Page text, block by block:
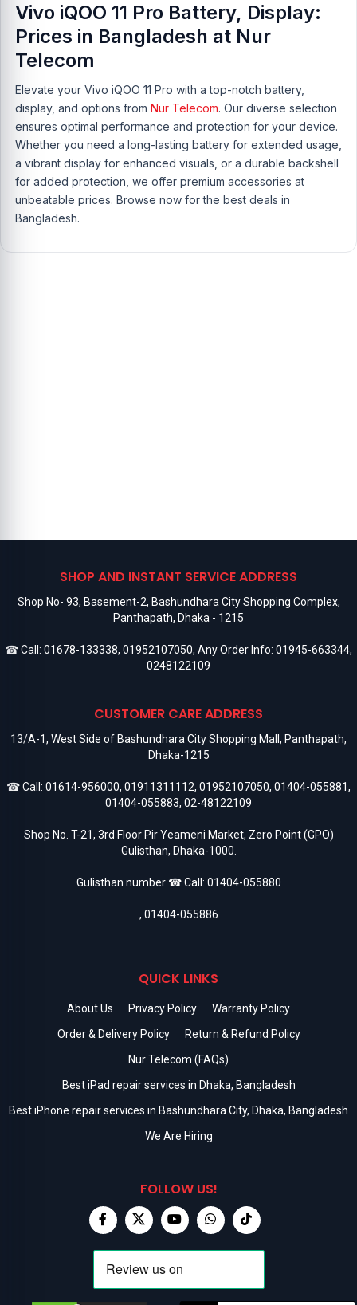
Vivo iQOO 11 Pro Battery, Display:
Prices in Bangladesh at Nur
Telecom
Elevate your Vivo iQOO 11 Pro with a top-notch battery,
display, and options from Nur Telecom. Our diverse selection
ensures optimal performance and protection for your device.
Whether you need a long-lasting battery for extended usage,
a vibrant display for enhanced visuals, or a durable backshell
for added protection, we offer premium accessories at
unbeatable prices. Browse now for the best deals in
Bangladesh.
SHOP AND INSTANT SERVICE ADDRESS
Shop No- 93, Basement-2, Bashundhara City Shopping Complex,
Panthapath, Dhaka - 1215
☎ Call: 01678-133338, 01952107050, Any Order Info: 01945-663344,
0248122109
CUSTOMER CARE ADDRESS
13/A-1, West Side of Bashundhara City Shopping Mall, Panthapath,
Dhaka-1215
☎ Call: 01614-956000, 01911311112, 01952107050, 01404-055881,
01404-055883, 02-48122109
Shop No. T-21, 3rd Floor Pir Yeameni Market, Zero Point (GPO)
Gulisthan, Dhaka-1000.
Gulisthan number ☎ Call: 01404-055880
, 01404-055886
QUICK LINKS
About Us Privacy Policy
Warranty Policy
Order & Delivery Policy
Return & Refund Policy
Nur Telecom (FAQs)
Best iPad repair services in Dhaka, Bangladesh
Best iPhone repair services in Bashundhara City, Dhaka, Bangladesh
We Are Hiring
FOLLOW US!